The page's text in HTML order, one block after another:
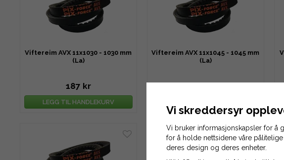
Viftereim AVX 11x1030 - 1030 mm
(La)
187 kr
LEGG TIL HANDLEKURV
Viftereim AVX 11x1045 - 1045 mm
(La)
Vi skreddersyr
Vi bruker informasjonskapsler for å
for å holde nettsidene våre
deres design og deres enheter.